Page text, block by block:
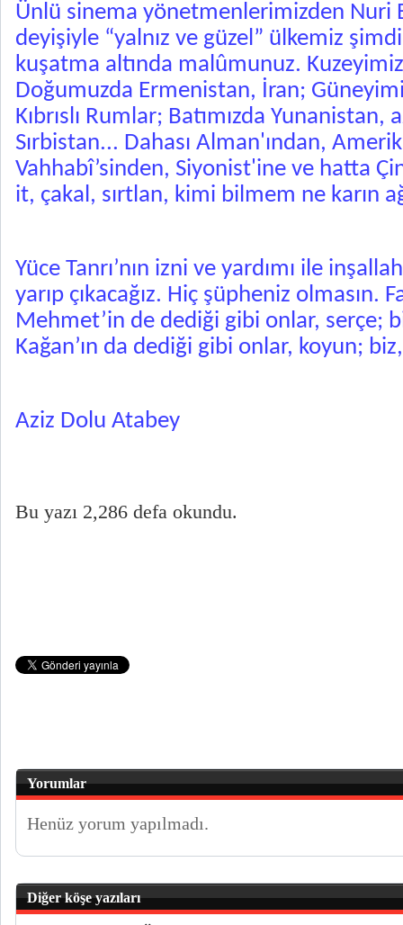
Ünlü sinema yönetmenlerimizden Nuri
deyişiyle “yalnız ve güzel” ülkemiz
kuşatma altında malûmunuz.
Doğumuzda Ermenistan, İran;
Kıbrıslı Rumlar; Batımızda Yunanistan,
Sırbistan... Dahası Alman'ından,
Vahhabî’sinden, Siyonist'ine ve hatta
it, çakal, sırtlan, kimi bilmem ne karın
Yüce Tanrı’nın izni ve yardımı ile
yarıp çıkacağız. Hiç şüpheniz olmasın.
Mehmet’in de dediği gibi onlar, serçe;
Kağan’ın da dediği gibi onlar, koyun;
Aziz Dolu Atabey
Bu yazı 2,286 defa okundu.
Yorumlar
Henüz yorum yapılmadı.
Diğer köşe yazıları